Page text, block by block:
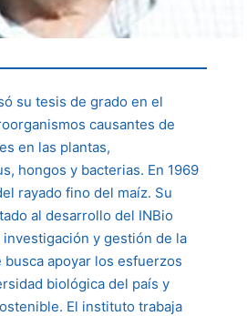
su tesis de grado en el
causantes de
en las plantas,
hongos y bacterias. En 1969
rayado fino del maíz. Su
al desarrollo del INBio
y gestión de la
apoyar los esfuerzos
biológica del país y
El instituto trabaja